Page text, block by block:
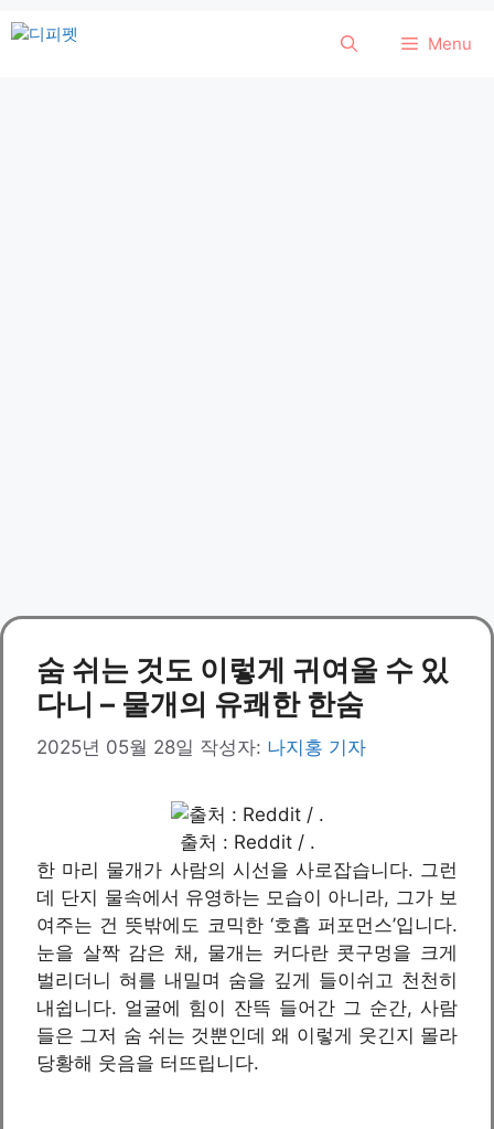
컨
Menu
숨 쉬는 것도 이렇게 귀여울 수 있
다니 – 물개의 유쾌한 한숨
2025년 05월 28일 작성자: 나지홍 기자
출처 : Reddit / .
한 마리 물개가 사람의 시선을 사로잡습니다. 그런
데 단지 물속에서 유영하는 모습이 아니라, 그가 보
여주는 건 뜻밖에도 코믹한 ‘호흡 퍼포먼스’입니다.
눈을 살짝 감은 채, 물개는 커다란 콧구멍을 크게
벌리더니 혀를 내밀며 숨을 깊게 들이쉬고 천천히
내쉽니다. 얼굴에 힘이 잔뜩 들어간 그 순간, 사람
들은 그저 숨 쉬는 것뿐인데 왜 이렇게 웃긴지 몰라
당황해 웃음을 터뜨립니다.